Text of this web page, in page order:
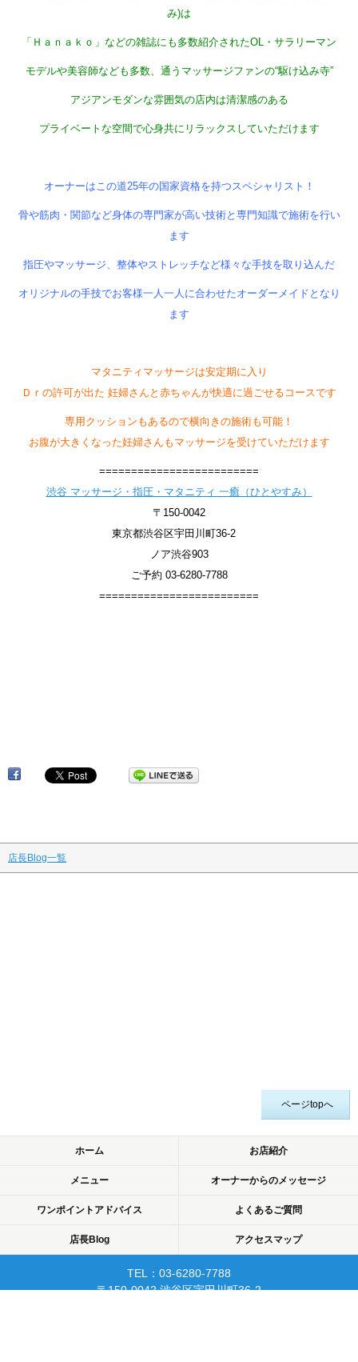
み)は
「Ｈａｎａｋｏ」などの雑誌にも多数紹介されたOL・サラリーマン
モデルや美容師なども多数、通うマッサージファンの“駆け込み寺”
アジアンモダンな雰囲気の店内は清潔感のある
プライベートな空間で心身共にリラックスしていただけます
オーナーはこの道25年の国家資格を持つスペシャリスト！
骨や筋肉・関節など身体の専門家が高い技術と専門知識で施術を行い
ます
指圧やマッサージ、整体やストレッチなど様々な手技を取り込んだ
オリジナルの手技でお客様一人一人に合わせたオーダーメイドとなり
ます
マタニティマッサージは安定期に入り
Ｄｒの許可が出た 妊婦さんと赤ちゃんが快適に過ごせるコースです
専用クッションもあるので横向きの施術も可能！
お腹が大きくなった妊婦さんもマッサージを受けていただけます
=========================
渋谷 マッサージ・指圧・マタニティ 一癒（ひとやすみ）
〒150-0042
東京都渋谷区宇田川町36-2
ノア渋谷903
ご予約 03-6280-7788
=========================
店長Blog一覧
ページtopへ
ホーム お店紹介
メニュー オーナーからのメッセージ
ワンポイントアドバイス よくあるご質問
店長Blog アクセスマップ
TEL：03-6280-7788
〒150-0042 渋谷区宇田川町36-2